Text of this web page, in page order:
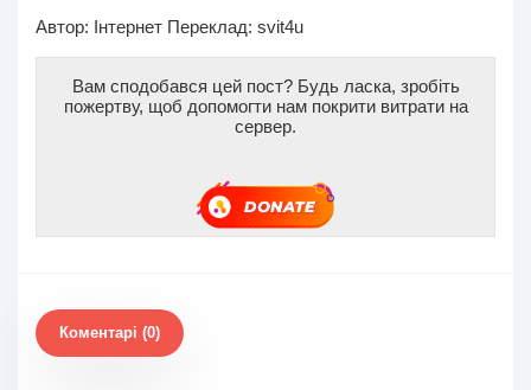
Автор: Інтернет Переклад: svit4u
Вам сподобався цей пост? Будь ласка, зробіть
пожертву, щоб допомогти нам покрити витрати на
сервер.
Коментарі (0)